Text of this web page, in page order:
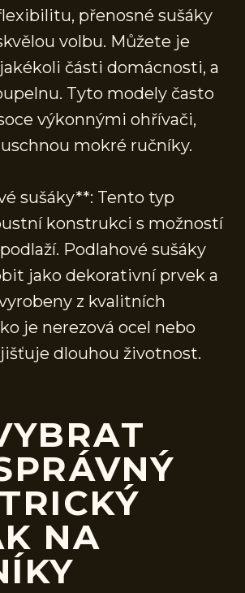
přenosné sušáky
volbu. Můžete je
části domácnosti, a
Tyto modely často
výkonnými ohřívači,
mokré ručníky.
sušáky**: Tento typ
konstrukci s možností
Podlahové sušáky
jako dekorativní prvek a
z kvalitních
je nerezová ocel nebo
dlouhou životnost.
NA